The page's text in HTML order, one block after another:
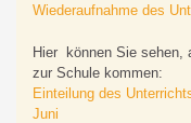
Wiederaufnahme des
Hier können Sie sehen,
zur Schule kommen:
Einteilung des
Juni